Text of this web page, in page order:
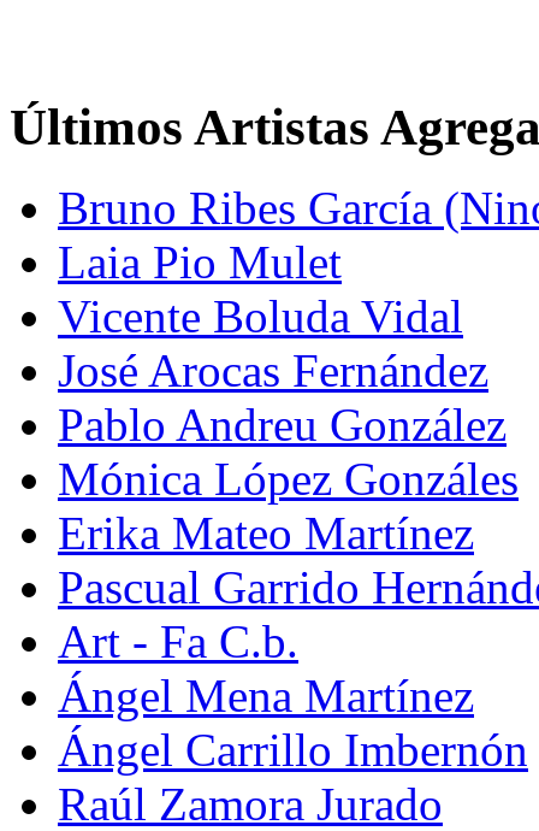
Últimos Artistas
Bruno Ribes García
Laia Pio Mulet
Vicente Boluda Vidal
José Arocas Fernández
Pablo Andreu González
Mónica López Gonzáles
Erika Mateo Martínez
Pascual Garrido
Art - Fa C.b.
Ángel Mena Martínez
Ángel Carrillo Imbernón
Raúl Zamora Jurado